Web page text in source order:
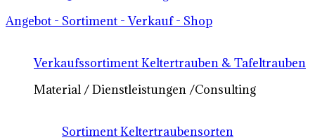
Angebot - Sortiment - Verkauf - Shop
Verkaufssortiment Keltertrauben & Tafeltrauben
Material / Dienstleistungen /Consulting
Sortiment Keltertraubensorten